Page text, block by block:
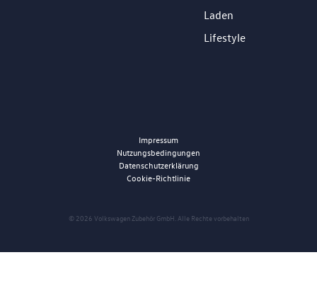
Laden
Lifestyle
© 2026 Volkswagen Zubehör GmbH. Alle Rechte vorbehalten
Impressum
Nutzungsbedingungen
Datenschutzerklärung
Cookie-Richtlinie